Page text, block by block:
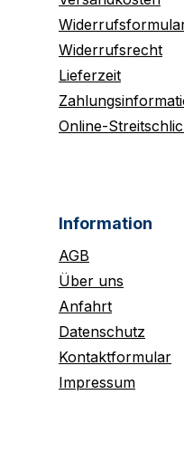
Widerrufsrecht
Lieferzeit
Online-
Information
AGB
Über uns
Anfahrt
Datenschutz
Kontaktformular
Impressum